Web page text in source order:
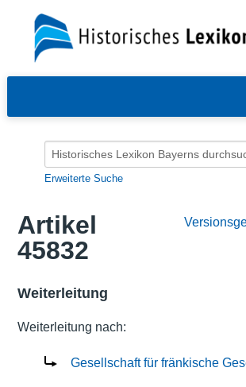
Erweiterte Suche
Artikel
45832
Weiterleitung
Weiterleitung nach:
Gesellschaft für fränkische